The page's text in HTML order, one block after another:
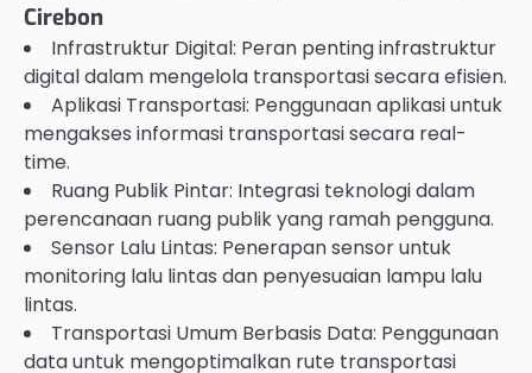
Cirebon
Infrastruktur Digital: Peran penting infrastruktur
digital dalam mengelola transportasi secara efisien.
Aplikasi Transportasi: Penggunaan aplikasi untuk
mengakses informasi transportasi secara real-
time.
Ruang Publik Pintar: Integrasi teknologi dalam
perencanaan ruang publik yang ramah pengguna.
Sensor Lalu Lintas: Penerapan sensor untuk
monitoring lalu lintas dan penyesuaian lampu lalu
lintas.
Transportasi Umum Berbasis Data: Penggunaan
data untuk mengoptimalkan rute transportasi